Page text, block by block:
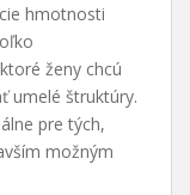
hmotnosti
ženy chcú
umelé štruktúry.
pre tých,
možným